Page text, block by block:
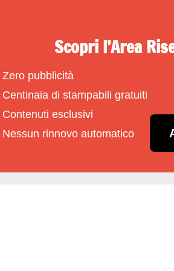
Scopri l’Area
Zero pubblicità
Centinaia di stampabili gratuiti
Contenuti esclusivi
Nessun rinnovo automatico